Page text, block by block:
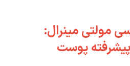
مولتی مینرال:
پیشرفته پوست